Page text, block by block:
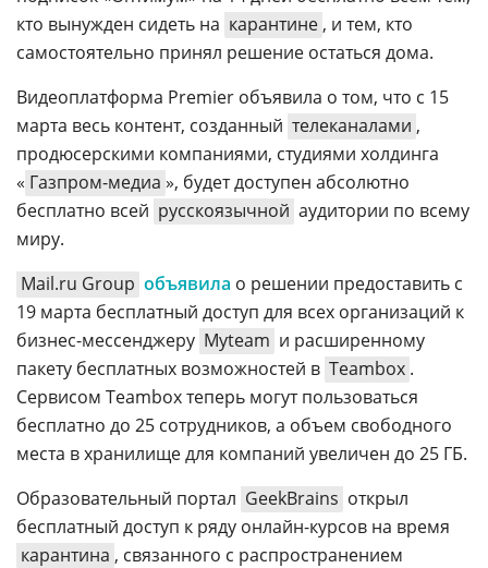
кто вынужден сидеть на карантине , и тем, кто
самостоятельно принял решение остаться дома.
Видеоплатформа Premier объявила о том, что с 15
марта весь контент, созданный телеканалами ,
продюсерскими компаниями, студиями холдинга
« Газпром-медиа », будет доступен абсолютно
бесплатно всей русскоязычной аудитории по всему
миру.
Mail.ru Group объявила о решении предоставить с
19 марта бесплатный доступ для всех организаций к
бизнес-мессенджеру Myteam и расширенному
пакету бесплатных возможностей в Teambox .
Сервисом Teambox теперь могут пользоваться
бесплатно до 25 сотрудников, а объем свободного
места в хранилище для компаний увеличен до 25 ГБ.
Образовательный портал GeekBrains открыл
бесплатный доступ к ряду онлайн-курсов на время
карантина , связанного с распространением